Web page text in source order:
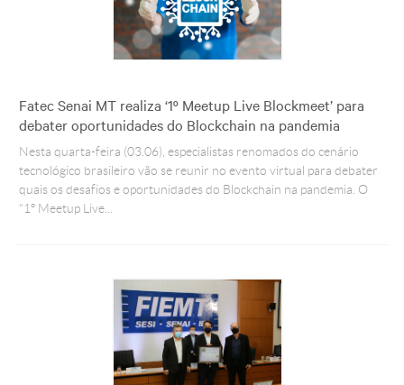
Fatec Senai MT realiza ‘1º Meetup Live Blockmeet’ para
debater oportunidades do Blockchain na pandemia
Nesta quarta-feira (03.06), especialistas renomados do cenário
tecnológico brasileiro vão se reunir no evento virtual para debater
quais os desafios e oportunidades do Blockchain na pandemia. O
“1º Meetup Live...